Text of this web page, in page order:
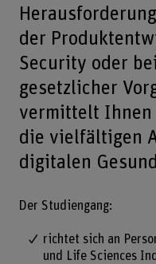
der
Security oder
gesetzlicher
vermittelt Ihnen
die vielfältigen
digitalen
Der Studiengang:
richtet sich an
und Life Sciences